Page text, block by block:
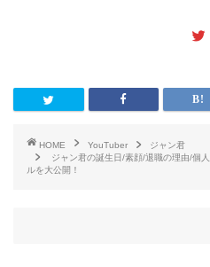
HOME YouTuber
ジャン君
ジャン君の誕生日/素顔/退職の理由/個
ルを大公開！